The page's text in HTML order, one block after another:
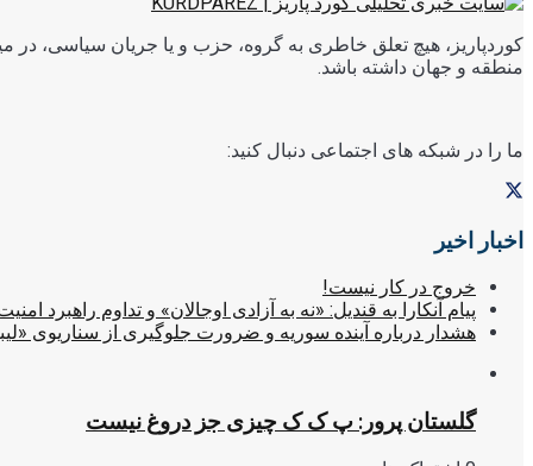
کوردپاریز، هیچ تعلق خاطری به گروه، حزب و یا جریان سیاسی، در
منطقه و جهان داشته باشد.
ما را در شبکه های اجتماعی دنبال کنید:
اخبار اخیر
خروج در کار نیست!
پیام آنکارا به قندیل: «نه به آزادی اوجالان» و تداوم راهبرد
هشدار درباره آینده سوریه و ضرورت جلوگیری از سناریوی
گلستان پرور: پ ک ک چیزی جز دروغ نیست